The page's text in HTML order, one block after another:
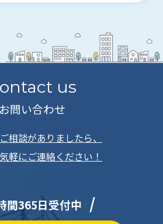
us
お問い合わせ
相談がありましたら、
軽にご連絡ください！
間365日受付中